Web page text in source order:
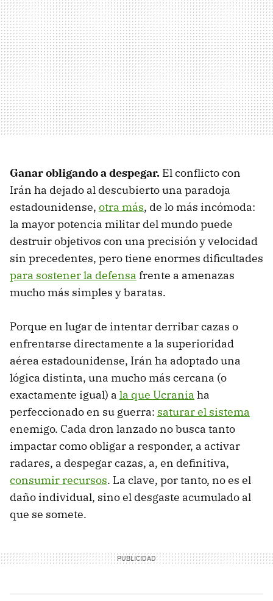
Ganar obligando a despegar. El conflicto con
Irán ha dejado al descubierto una paradoja
estadounidense, otra más, de lo más incómoda:
la mayor potencia militar del mundo puede
destruir objetivos con una precisión y velocidad
sin precedentes, pero tiene enormes dificultades
para sostener la defensa frente a amenazas
mucho más simples y baratas.
Porque en lugar de intentar derribar cazas o
enfrentarse directamente a la superioridad
aérea estadounidense, Irán ha adoptado una
lógica distinta, una mucho más cercana (o
exactamente igual) a la que Ucrania ha
perfeccionado en su guerra: saturar el sistema
enemigo. Cada dron lanzado no busca tanto
impactar como obligar a responder, a activar
radares, a despegar cazas, a, en definitiva,
consumir recursos. La clave, por tanto, no es el
daño individual, sino el desgaste acumulado al
que se somete.